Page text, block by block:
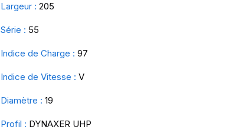
Largeur : 205
Série : 55
Indice de Charge : 97
Indice de Vitesse : V
Diamètre : 19
Profil : DYNAXER UHP